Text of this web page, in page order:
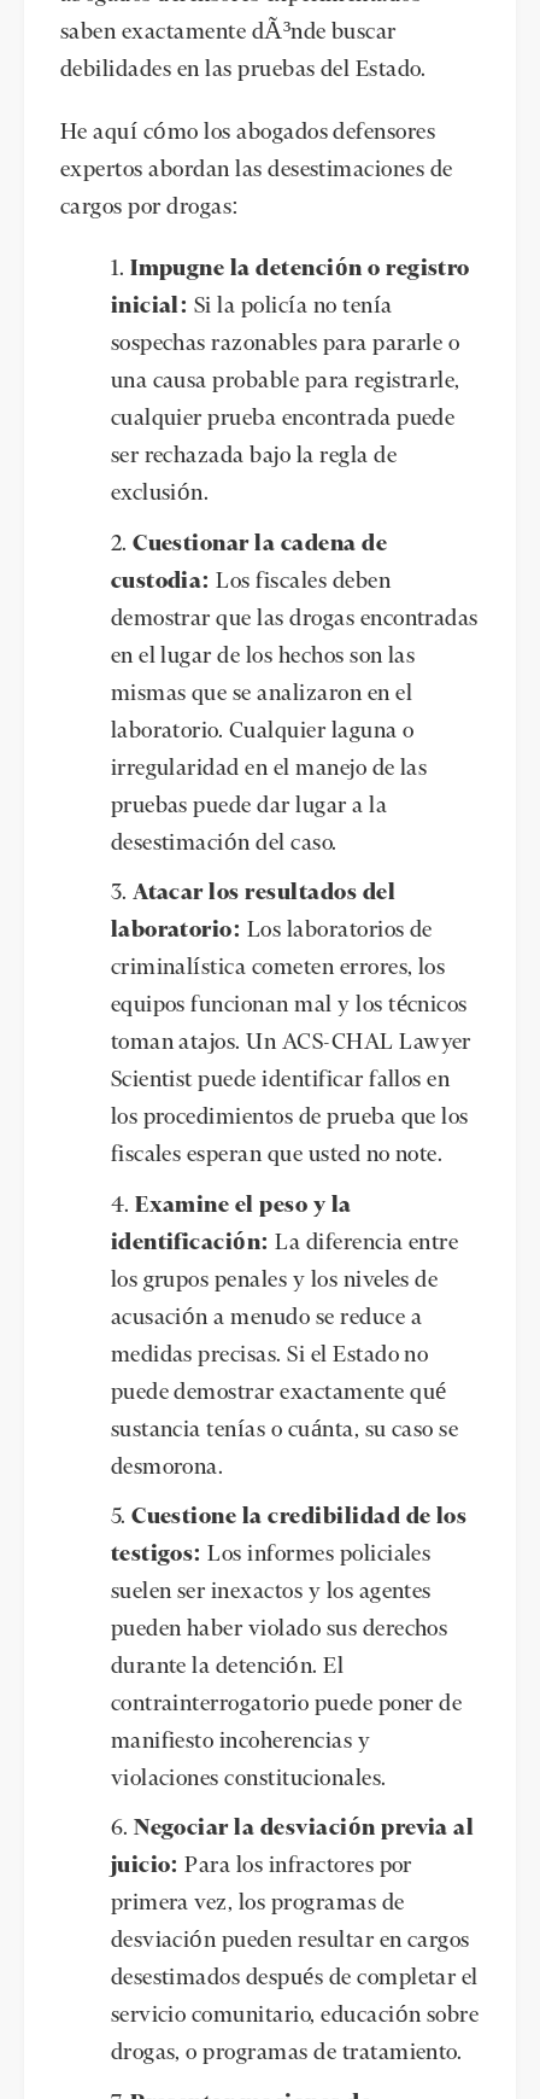
saben exactamente dÃ³nde buscar
debilidades en las pruebas del Estado.
He aquí cómo los abogados defensores
expertos abordan las desestimaciones de
cargos por drogas:
Impugne la detención o registro
inicial: Si la policía no tenía
sospechas razonables para pararle o
una causa probable para registrarle,
cualquier prueba encontrada puede
ser rechazada bajo la regla de
exclusión.
Cuestionar la cadena de
custodia: Los fiscales deben
demostrar que las drogas encontradas
en el lugar de los hechos son las
mismas que se analizaron en el
laboratorio. Cualquier laguna o
irregularidad en el manejo de las
pruebas puede dar lugar a la
desestimación del caso.
Atacar los resultados del
laboratorio: Los laboratorios de
criminalística cometen errores, los
equipos funcionan mal y los técnicos
toman atajos. Un ACS-CHAL Lawyer
Scientist puede identificar fallos en
los procedimientos de prueba que los
fiscales esperan que usted no note.
Examine el peso y la
identificación:
La diferencia entre
los grupos penales y los niveles de
acusación a menudo se reduce a
medidas precisas. Si el Estado no
puede demostrar exactamente qué
sustancia tenías o cuánta, su caso se
desmorona.
Cuestione la credibilidad de los
testigos:Los informes policiales
suelen ser inexactos y los agentes
pueden haber violado sus derechos
durante la detención. El
contrainterrogatorio puede poner de
manifiesto incoherencias y
violaciones constitucionales.
Negociar la desviación previa al
juicio:Para los infractores por
primera vez, los programas de
desviación pueden resultar en cargos
desestimados después de completar el
servicio comunitario, educación sobre
drogas, o programas de tratamiento.